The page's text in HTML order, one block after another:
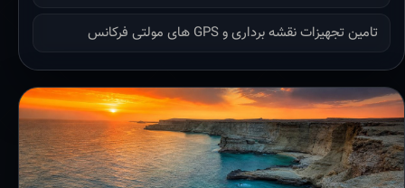
تامین تجهیزات نقشه برداری و GPS های مولتی فرکانس